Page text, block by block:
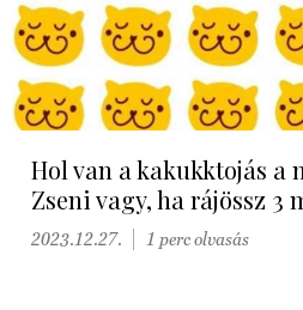
Hol van a kakukktojás a
Zseni vagy, ha rájössz 3
2023.12.27. 1 perc olvasás